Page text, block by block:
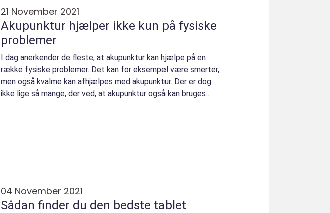
21 November 2021
Akupunktur hjælper ikke kun på fysiske
problemer
I dag anerkender de fleste, at akupunktur kan hjælpe på en
række fysiske problemer. Det kan for eksempel være smerter,
men også kvalme kan afhjælpes med akupunktur. Der er dog
ikke lige så mange, der ved, at akupunktur også kan bruges
04 November 2021
Sådan finder du den bedste tablet